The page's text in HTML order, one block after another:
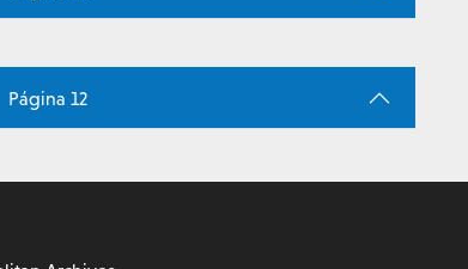
Página 12